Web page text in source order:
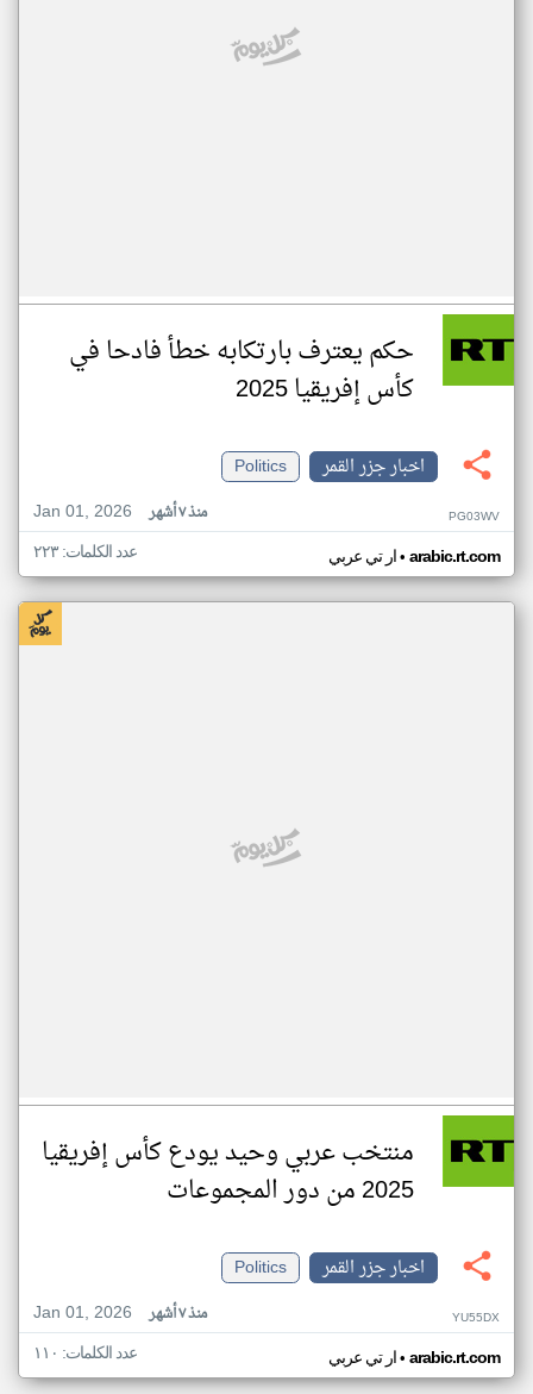
حكم يعترف بارتكابه خطأ فادحا في
كأس إفريقيا 2025
اخبار جزر القمر
Politics
Jan 01, 2026
منذ ٧ أشهر PG03WV
ار تي عربي• arabic.rt.com عدد الكلمات: ٢٢٣
منتخب عربي وحيد يودع كأس إفريقيا
2025 من دور المجموعات
اخبار جزر القمر
Politics
Jan 01, 2026
منذ ٧ أشهر YU55DX
ار تي عربي• arabic.rt.com عدد الكلمات: ١١٠